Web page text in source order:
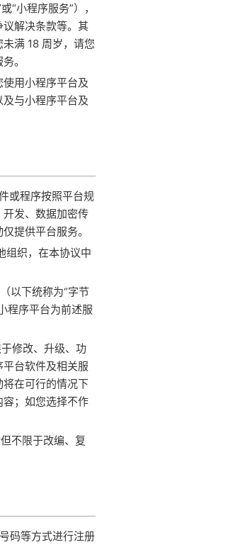
“小程序服务”），
解决条款等。其
满 18 周岁，请您
。
用小程序平台及
与小程序平台及
或程序按照平台规
发、数据加密传
提供平台服务。
组织，在本协议中
以下统称为“字节
程序平台为前述服
修改、升级、功
台软件及相关服
在可行的情况下
；如您选择不作
不限于改编、复
码等方式进行注册